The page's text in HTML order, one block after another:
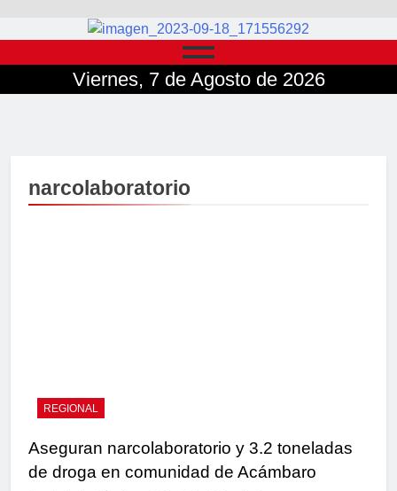
Viernes, 7 de Agosto de 2026
narcolaboratorio
REGIONAL
Aseguran narcolaboratorio y 3.2 toneladas
de droga en comunidad de Acámbaro